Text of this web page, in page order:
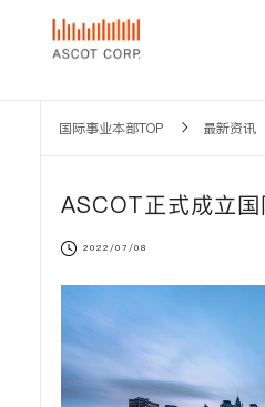
国际事业本部TOP 最新资讯
ASCOT正式成立
2022/07/08